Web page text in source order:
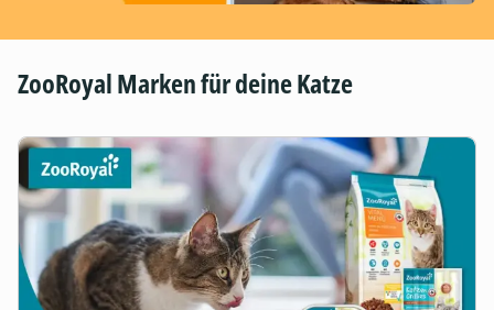
ZooRoyal Marken für deine Katze